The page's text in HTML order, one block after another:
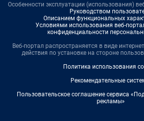
Особенности эксплуатации (использования)
Руководством
Описанием функциональных
Условиями использования веб-
конфиденциальности
Веб-портал распространяется в виде
действия по установке на стороне
Политика использования
Рекомендательные
Пользовательское соглашение сервиса
рекламы»